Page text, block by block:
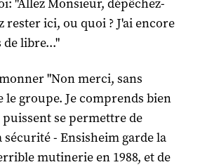
"Allez Monsieur, dépêchez-
rester ici, ou quoi ? J'ai encore
libre..."
"Non merci, sans
le groupe. Je comprends bien
puissent se permettre de
sécurité - Ensisheim garde la
mutinerie en 1988, et de